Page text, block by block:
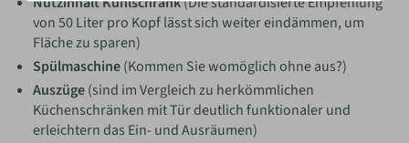
von 50 Liter pro Kopf lässt sich weiter eindämmen, um
Fläche zu sparen)
Spülmaschine(Kommen Sie womöglich ohne aus?)
Auszüge(sind im Vergleich zu herkömmlichen
Küchenschränken mit Tür deutlich funktionaler und
erleichtern das Ein- und Ausräumen)